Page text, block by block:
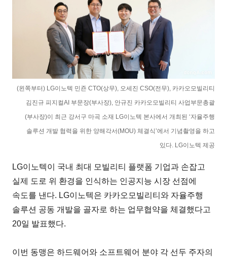
(왼쪽부터) LG이노텍 민죤 CTO(상무), 오세진 CSO(전무), 카카오모빌리티
김진규 피지컬AI 부문장(부사장), 안규진 카카오모빌리티 사업부문총괄
(부사장)이 최근 강서구 마곡 소재 LG이노텍 본사에서 개최된 ‘자율주행
솔루션 개발 협력을 위한 양해각서(MOU) 체결식’에서 기념촬영을 하고
있다. LG이노텍 제공
LG이노텍이 국내 최대 모빌리티 플랫폼 기업과 손잡고
실제 도로 위 환경을 인식하는 인공지능 시장 선점에
속도를 낸다. LG이노텍은 카카오모빌리티와 자율주행
솔루션 공동 개발을 골자로 하는 업무협약을 체결했다고
20일 발표했다.
이번 동맹은 하드웨어와 소프트웨어 분야 각 선두 주자의